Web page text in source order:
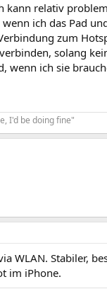
relativ
ich das Pad
zum
solang
wenn ich sie
I'd be doing fine"
WLAN. Stabiler,
im iPhone.